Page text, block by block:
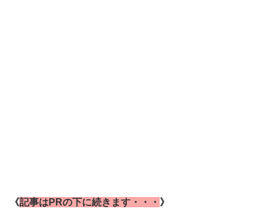
《記事はPRの下に続きます・・・ 》